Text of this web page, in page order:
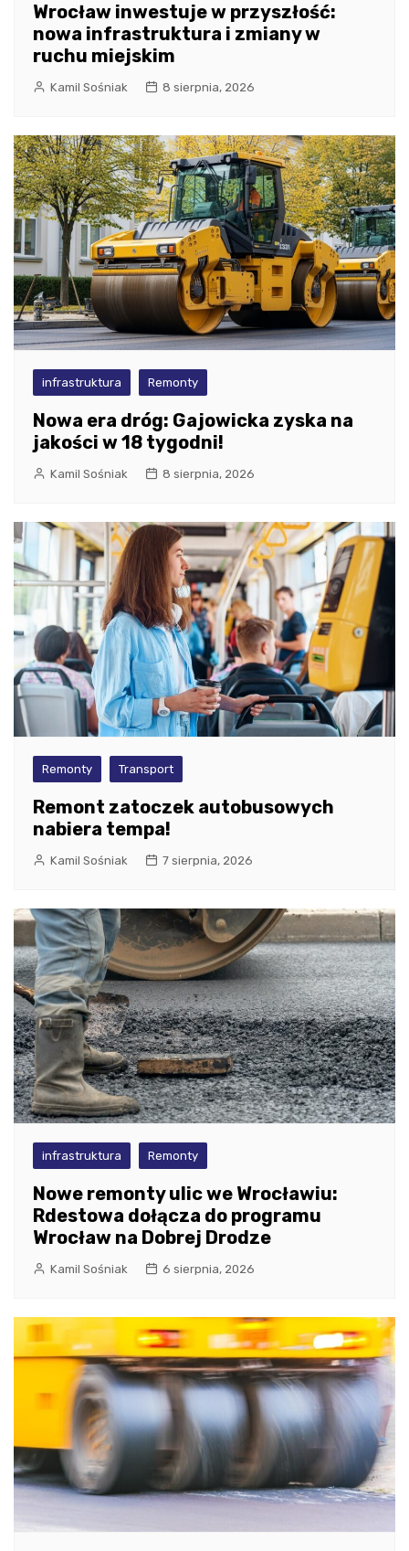
Wrocław inwestuje w przyszłość:
nowa infrastruktura i zmiany w
ruchu miejskim
Kamil Sośniak 8 sierpnia, 2026
infrastruktura Remonty
Nowa era dróg: Gajowicka zyska na
jakości w 18 tygodni!
Kamil Sośniak 8 sierpnia, 2026
Remonty Transport
Remont zatoczek autobusowych
nabiera tempa!
Kamil Sośniak 7 sierpnia, 2026
infrastruktura Remonty
Nowe remonty ulic we Wrocławiu:
Rdestowa dołącza do programu
Wrocław na Dobrej Drodze
Kamil Sośniak 6 sierpnia, 2026